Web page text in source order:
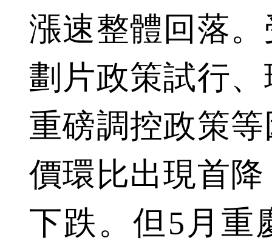
漲速整體回落
劃片政策試行
重磅調控政策
價環比出現首
下跌。但5月重